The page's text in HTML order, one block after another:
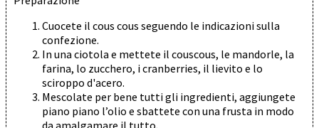
Cuocete il cous cous seguendo le indicazioni sulla
confezione.
In una ciotola e mettete il couscous, le mandorle, la
farina, lo zucchero, i cranberries, il lievito e lo
sciroppo d'acero.
Mescolate per bene tutti gli ingredienti, aggiungete
piano piano l’olio e sbattete con una frusta in modo
da amalgamare il tutto.